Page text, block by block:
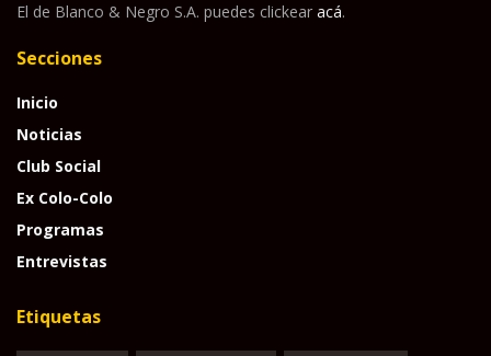
El de Blanco & Negro S.A. puedes clickear acá.
Secciones
Inicio
Noticias
Club Social
Ex Colo-Colo
Programas
Entrevistas
Etiquetas